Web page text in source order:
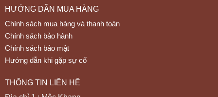
HƯỚNG DẪN MUA HÀNG
Chính sách mua hàng và thanh toán
Chính sách bảo hành
Chính sách bảo mật
Hướng dẫn khi gặp sự cố
THÔNG TIN LIÊN HỆ